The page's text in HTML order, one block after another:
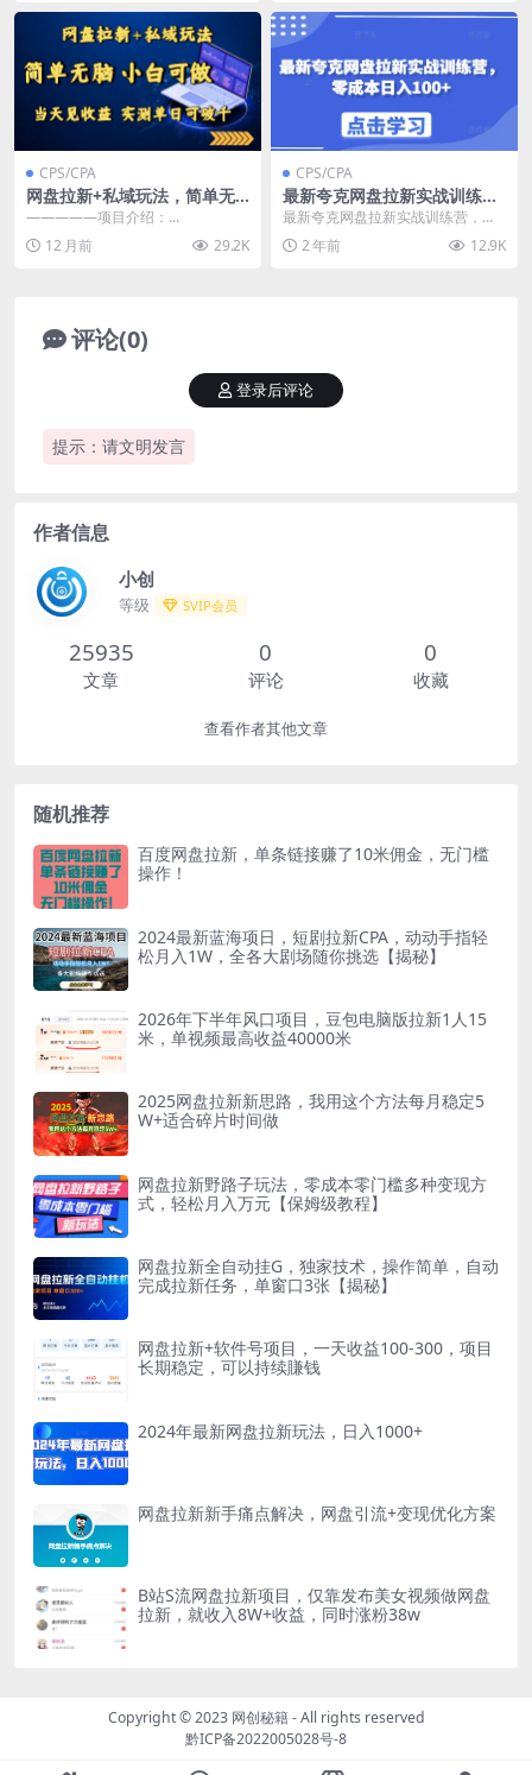
CPS/CPA
网盘拉新+私域玩法，简单无
脑，小白可做，当天见收益，
实测单日可破千
—————项目介绍：...
12 月前
29.2K
CPS/CPA
最新夸克网盘拉新实战训练
营，零成本日入100+
最新夸克网盘拉新实战训练营，零
成本日入100+ 项目原理 简单介绍
一下夸克拉新项...
2 年前 12.9K
评论(0)
提示：请文明发言
登录后评论
作者信息
小创
等级 SVIP会员
25935
文章
0
评论
0
收藏
查看作者其他文章
随机推荐
百度网盘拉新，单条链接赚了10米佣金，无门槛
操作！
2024最新蓝海项日，短剧拉新CPA，动动手指轻
松月入1W，全各大剧场随你挑选【揭秘】
2026年下半年风口项目，豆包电脑版拉新1人15
米，单视频最高收益40000米
2025网盘拉新新思路，我用这个方法每月稳定5
W+适合碎片时间做
网盘拉新野路子玩法，零成本零门槛多种变现方
式，轻松月入万元【保姆级教程】
网盘拉新全自动挂G，独家技术，操作简单，自动
完成拉新任务，单窗口3张【揭秘】
网盘拉新+软件号项目，一天收益100-300，项目
长期稳定，可以持续賺钱
2024年最新网盘拉新玩法，日入1000+
网盘拉新新手痛点解决，网盘引流+变现优化方案
B站S流网盘拉新项目，仅靠发布美女视频做网盘
拉新，就收入8W+收益，同时涨粉38w
Copyright © 2023 网创秘籍- All rights reserved
黔ICP备2022005028号-8